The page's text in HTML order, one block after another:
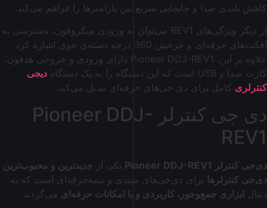
کاهش بلندی صدا و جابجایی سریع بین پارامترها را فراهم می‌کند.
از دیگر ویژگی‌های REV1 می‌توان به ورودی میکروفون، دسترسی به
افکت‌های حرفه‌ای و چرخش 360 درجه دسته‌ی جوی اشاره کرد.
علاوه بر این، Pioneer DDJ-REV1 دارای ورودی و خروجی هدفون،
کارت صدا و USB است که این دستگاه را به یک دستگاه
دیجی
کنترلری کامل برای دی جی‌های حرفه‌ای تبدیل می‌کند.
دی جی کنترلر Pioneer DDJ-
REV1
دی‌جی کنترلر Pioneer DDJ-REV1 یکی از جدیدترین و محبوب‌ترین
دی‌جی کنترلرها برای دی‌جی‌های مبتدی و نیمه‌حرفه‌ای است که به
دنبال ابزاری جمع‌وجور، کاربردی و با امکانات حرفه‌ای می‌گردند.